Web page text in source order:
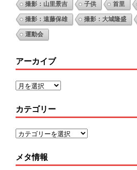
撮影：山里景吉 子供 首里
撮影：遠藤保雄 撮影：大城隆盛
運動会
アーカイブ
カテゴリー
メタ情報